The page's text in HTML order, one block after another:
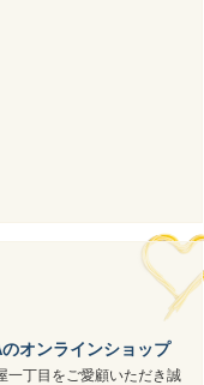
オンラインショップ
一丁目をご愛顧いただき誠